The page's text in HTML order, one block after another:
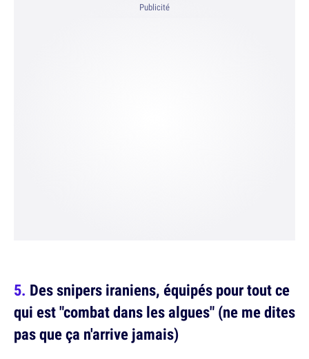
Publicité
Des snipers iraniens, équipés pour tout ce
qui est "combat dans les algues" (ne me dites
pas que ça n'arrive jamais)